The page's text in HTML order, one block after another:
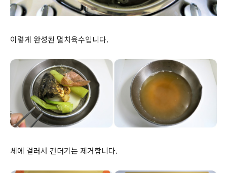
이렇게 완성된 멸치육수입니다.
체에 걸러서 건더기는 제거합니다.